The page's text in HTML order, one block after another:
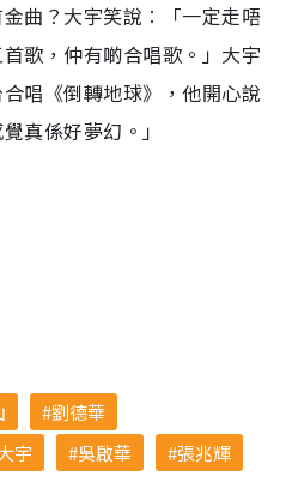
曲？大宇笑說︰「一定走唔
歌，仲有啲合唱歌。」大宇
唱《倒轉地球》，他開心說
真係好夢幻。」
劉德華
宇 吳啟華
張兆輝